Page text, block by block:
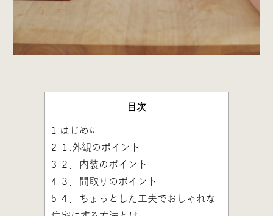
目次
1
はじめに
2 １.外観のポイント
3 ２．内装のポイント
4 ３．間取りのポイント
5 ４．ちょっとした工夫でおしゃれな